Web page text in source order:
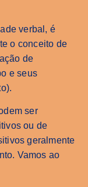
verbal, é
o conceito de
de
e seus
ser
ou de
geralmente
Vamos ao